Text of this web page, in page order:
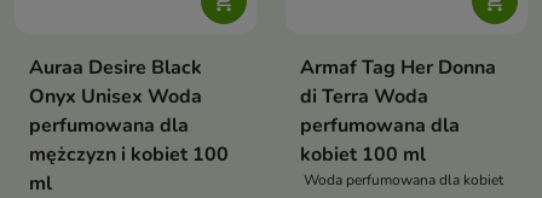
Auraa Desire Black
Onyx Unisex Woda
perfumowana dla
mężczyzn i kobiet 100
ml
Armaf Tag Her Donna
di Terra Woda
perfumowana dla
kobiet 100 ml
Woda perfumowana dla kobiet